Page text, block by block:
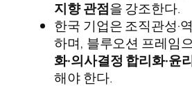
지향 관점을 강조한다.
한국 기업은 조직관성·
하며, 블루오션 프레임
화·의사결정 합리화·윤
해야 한다.